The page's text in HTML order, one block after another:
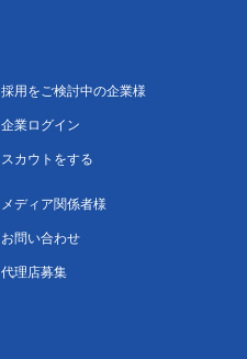
採用をご検討中の企業様
企業ログイン
スカウトをする
メディア関係者様
お問い合わせ
代理店募集